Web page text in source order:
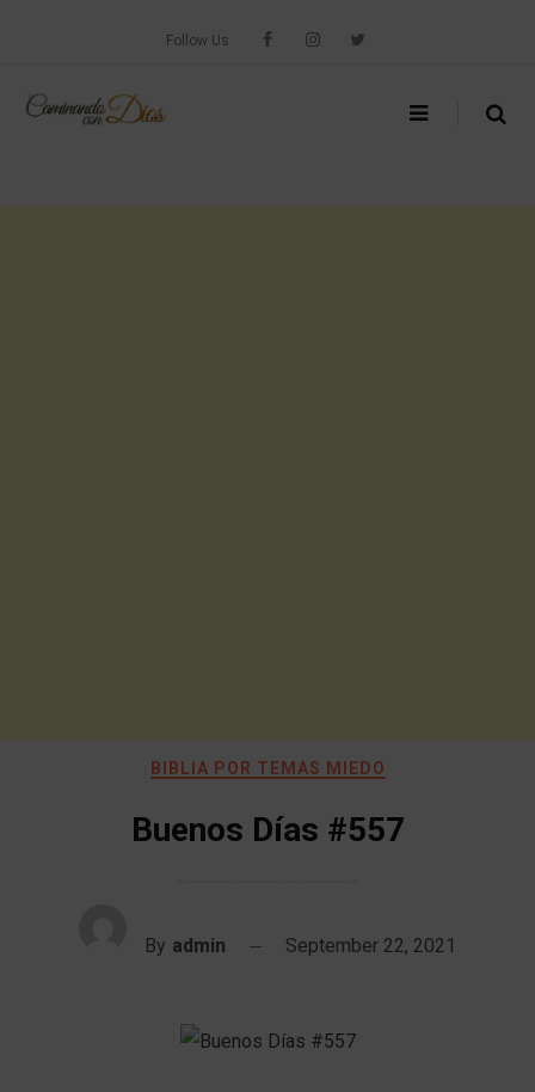
Follow Us
BIBLIA POR TEMAS MIEDO
Buenos Días #557
By admin September 22, 2021